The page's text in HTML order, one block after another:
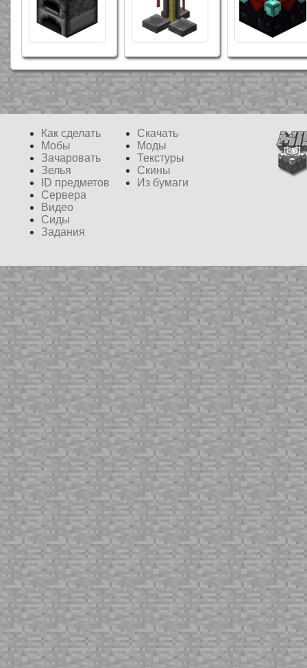
Как сделать
Мобы
Зачаровать
Зелья
ID предметов
Сервера
Видео
Сиды
Задания
Скачать
Моды
Текстуры
Скины
Из бумаги